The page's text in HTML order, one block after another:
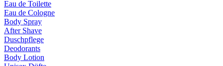
Eau de Toilette
Eau de Cologne
Body Spray
After Shave
Duschpflege
Deodorants
Body Lotion